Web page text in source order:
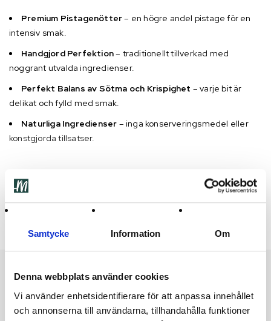
Samtycke Information Om
Denna webbplats använder cookies
Vi använder enhetsidentifierare för att anpassa innehållet
och annonserna till användarna, tillhandahålla funktioner
Premium Pistagenötter– en högre andel pistage för en
intensiv smak.
Handgjord Perfektion– traditionellt tillverkad med
noggrant utvalda ingredienser.
Perfekt Balans av Sötma och Krispighet – varje bit är
delikat och fylld med smak.
Naturliga Ingredienser – inga konserveringsmedel eller
konstgjorda tillsatser.
Show More
Featured products